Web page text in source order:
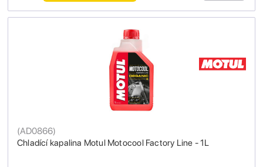
Chladící kapalina Motul Motocool Factory Line - 1L
(AD0866)